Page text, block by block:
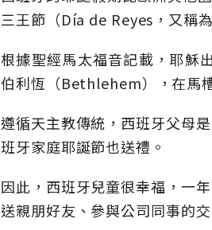
三王節（Día de Reyes，又稱
根據聖經馬太福音記載，耶穌
伯利恆（Bethlehem），在馬
遵循天主教傳統，西班牙父母
班牙家庭耶誕節也送禮。
因此，西班牙兒童很幸福，一
送親朋好友、參與公司同事的